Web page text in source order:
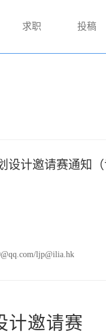
求职 投稿
设计邀请赛通知
ljp@ilia.hk
计邀请赛